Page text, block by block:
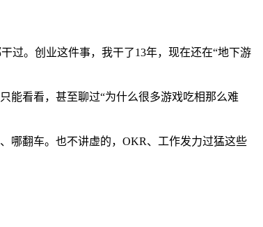
过。创业这件事，我干了13年，现在还在“地下游
能看看，甚至聊过“为什么很多游戏吃相那么难
哪翻车。也不讲虚的，OKR、工作发力过猛这些